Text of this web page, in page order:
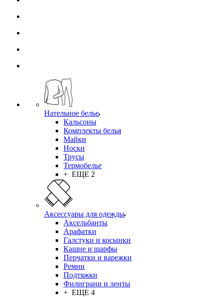
Нательное белье
Кальсоны
Комплекты белья
Майки
Носки
Трусы
Термобелье
+ ЕЩЕ 2
Аксессуары для одежды
Аксельбанты
Арафатки
Галстуки и косынки
Кашне и шарфы
Перчатки и варежки
Ремни
Подтяжки
Филиграни и ленты
+ ЕЩЕ 4